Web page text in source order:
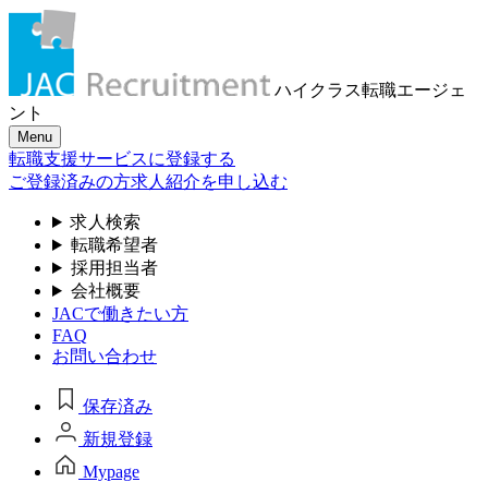
ハイクラス転職エージェ
ント
Menu
転職支援サービスに登録する
ご登録済みの方求人紹介を申し込む
求人検索
転職希望者
採用担当者
会社概要
JACで働きたい方
FAQ
お問い合わせ
保存済み
新規登録
Mypage